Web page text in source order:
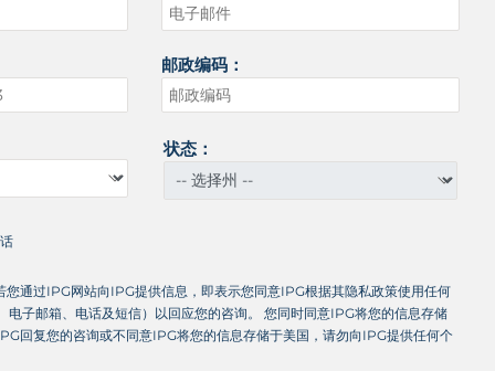
邮政编码：
状态：
您通过IPG网站向IPG提供信息，即表示您同意IPG根据其隐私政策使用任何
电子邮箱、电话及短信）以回应您的咨询。 您同时同意IPG将您的信息存储
回复您的咨询或不同意IPG将您的信息存储于美国，请勿向IPG提供任何个